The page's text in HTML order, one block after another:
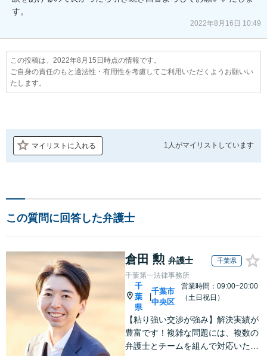
す。
2022年8月16日 10:49
この投稿は、2022年8月15日時点の情報です。
ご自身の責任のもと適法性・有用性を考慮してご利用いただくようお願いい
たします。
マイリストに入れる 1人がマイリストしています
この質問に回答した弁護士
倉田 勲 弁護士 千葉県
千葉第一法律事務所
千
葉
県
千葉市
中央区
営業時間：09:00~20:00
（土日祝日）
【粘り強い交渉が強み】解決実績が
豊富です！複雑な問題には、複数の
弁護士とチームを組んで対応いたし